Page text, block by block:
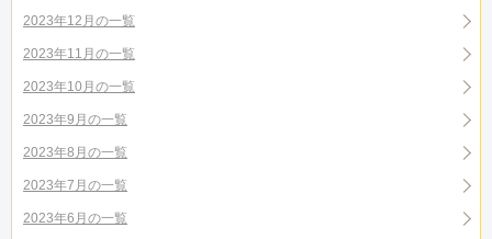
2023年12月の一覧
2023年11月の一覧
2023年10月の一覧
2023年9月の一覧
2023年8月の一覧
2023年7月の一覧
2023年6月の一覧